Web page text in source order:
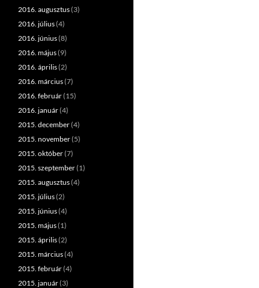
2016. augusztus(3)
2016. július(4)
2016. június(8)
2016. május(9)
2016. április(2)
2016. március(7)
2016. február(15)
2016. január(4)
2015. december(4)
2015. november(5)
2015. október(7)
2015. szeptember(1)
2015. augusztus(4)
2015. július(2)
2015. június(4)
2015. május(1)
2015. április(2)
2015. március(4)
2015. február(4)
2015. január(3)